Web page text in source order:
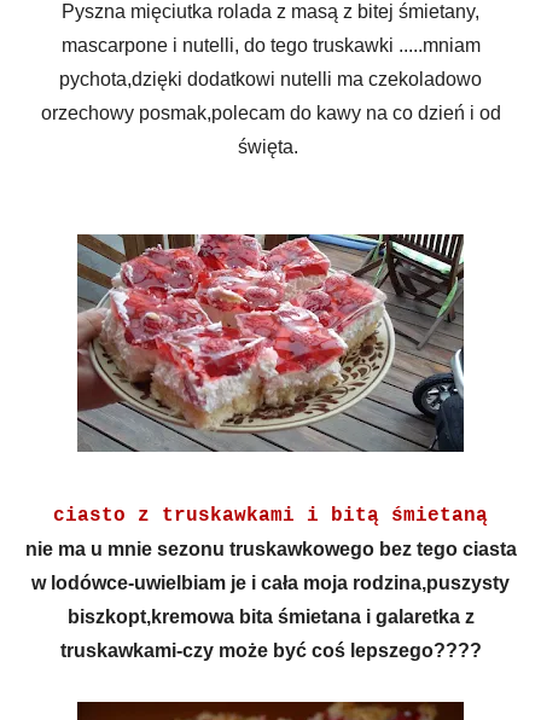
Pyszna mięciutka rolada z masą z bitej śmietany,
mascarpone i nutelli, do tego truskawki .....mniam
pychota,dzięki dodatkowi nutelli ma czekoladowo
orzechowy posmak,polecam do kawy na co dzień i od
święta.
ciasto z truskawkami i bitą śmietaną
nie ma u mnie sezonu truskawkowego bez tego ciasta
w lodówce-uwielbiam je i cała moja rodzina,puszysty
biszkopt,kremowa bita śmietana i galaretka z
truskawkami-czy może być coś lepszego????